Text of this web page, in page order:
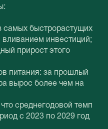
самых быстрорастущих
инвестиций;
прирост этого
питания: за прошлый
вырос более чем на
среднегодовой темп
с 2023 по 2029 год